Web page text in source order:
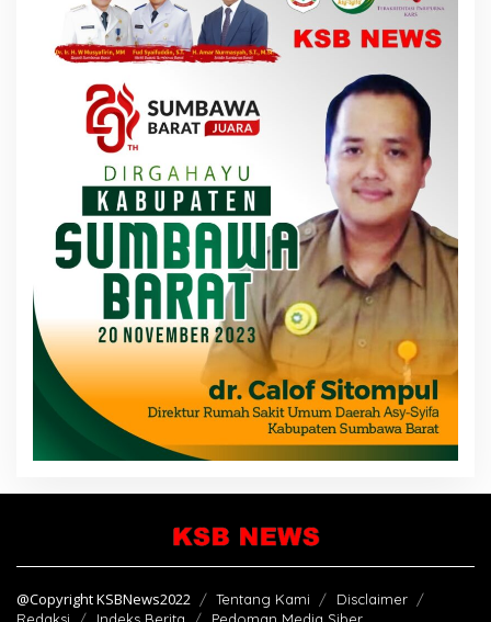
@Copyright KSBNews2022 Tentang Kami
Disclaimer
Redaksi
Indeks Berita Pedoman Media Siber